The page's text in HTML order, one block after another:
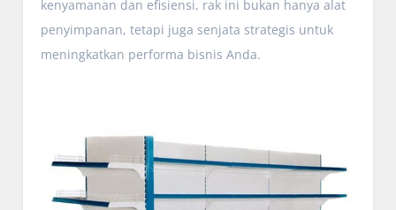
kenyamanan dan efisiensi, rak ini bukan hanya alat
penyimpanan, tetapi juga senjata strategis untuk
meningkatkan performa bisnis Anda.